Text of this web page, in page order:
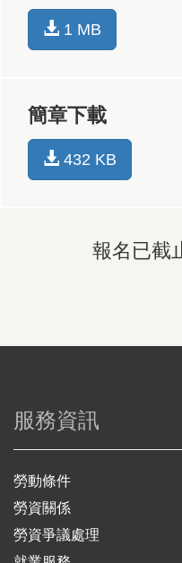
1 MB
簡章下載
432 KB
報名已截
服務資訊
勞動條件
勞資關係
勞資爭議處理